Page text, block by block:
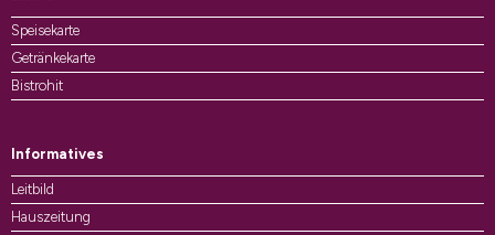
Speisekarte
Getränkekarte
Bistrohit
Informatives
Leitbild
Hauszeitung